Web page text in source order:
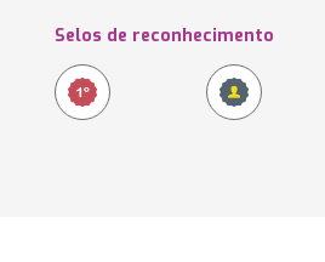
Selos de reconhecimento